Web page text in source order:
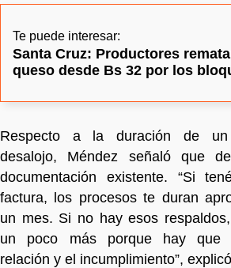
Te puede interesar:
Santa Cruz: Productores
queso desde Bs 32 por los
Respecto a la duración de
desalojo, Méndez señaló que
documentación existente. “Si
factura, los procesos te duran
un mes. Si no hay esos
un poco más porque hay que
relación y el incumplimiento”,